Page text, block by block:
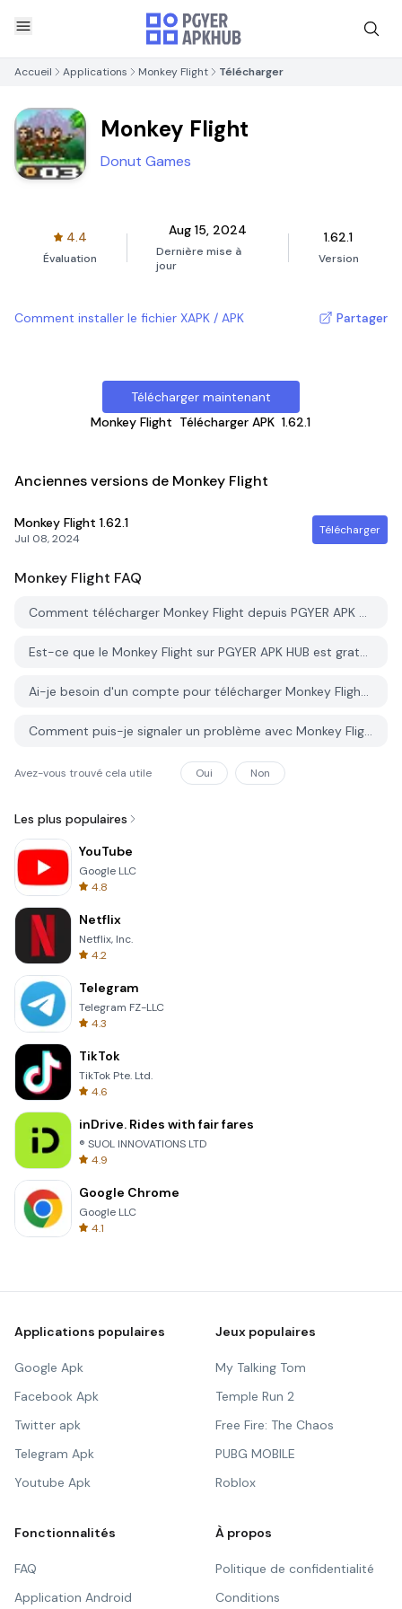
Accueil Applications Monkey Flight Télécharger
Monkey Flight
Donut Games
4.4
Évaluation
Aug 15, 2024
Dernière mise à
jour
1.62.1
Version
Comment installer le fichier XAPK / APK Partager
Télécharger maintenant
Monkey Flight Télécharger APK 1.62.1
Anciennes versions de Monkey Flight
Monkey Flight 1.62.1
Jul 08, 2024
Télécharger
Monkey Flight FAQ
Comment télécharger Monkey Flight depuis PGYER APK HUB?
Est-ce que le Monkey Flight sur PGYER APK HUB est gratuit?
Ai-je besoin d'un compte pour télécharger Monkey Flight depuis PGYER APK HUB?
Comment puis-je signaler un problème avec Monkey Flight sur PGYER APK HUB?
Avez-vous trouvé cela utile Oui Non
Les plus populaires
YouTube
Google LLC
4.8
Netflix
Netflix, Inc.
4.2
Telegram
Telegram FZ-LLC
4.3
TikTok
TikTok Pte. Ltd.
4.6
inDrive. Rides with fair fares
® SUOL INNOVATIONS LTD
4.9
Google Chrome
Google LLC
4.1
Applications populaires
Google Apk
Facebook Apk
Twitter apk
Telegram Apk
Youtube Apk
Jeux populaires
My Talking Tom
Temple Run 2
Free Fire: The Chaos
PUBG MOBILE
Roblox
Fonctionnalités
FAQ
Application Android
À propos
Politique de confidentialité
Conditions